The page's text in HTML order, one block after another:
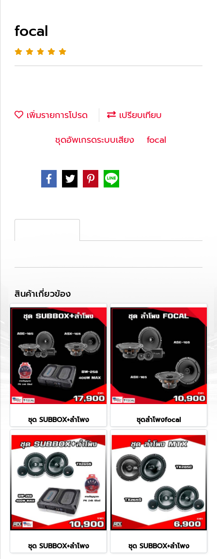
focal
เพิ่มรายการโปรด
เปรียบเทียบ
ชุดอัพเกรดระบบเสียง focal
สินค้าเกี่ยวข้อง
ชุด SUBBOX+ลำโพง ชุดลำโพงfocal
ชุด SUBBOX+ลำโพง ชุด SUBBOX+ลำโพง